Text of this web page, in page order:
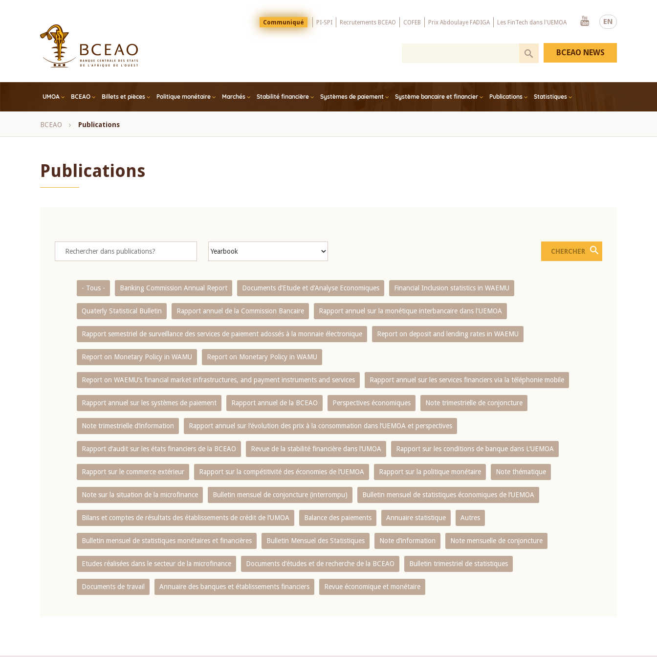
EN
Menu
Top
Communiqué PI-SPI Recrutements BCEAO COFEB Prix Abdoulaye FADIGA Les FinTech dans l'UEMOA
Youtube
UMOA BCEAO Billets et pièces Politique monétaire Marchés Stabilité financière Systèmes de paiement Système bancaire et financier Publications Statistiques
BCEAO NEWS
Fil
BCEAO Publications
Publications
- Tous - Banking Commission Annual Report Documents d’Etude et d’Analyse Economiques Financial Inclusion statistics in WAEMU
Quaterly Statistical Bulletin Rapport annuel de la Commission Bancaire Rapport annuel sur la monétique interbancaire dans l'UEMOA
Rapport semestriel de surveillance des services de paiement adossés à la monnaie électronique Report on deposit and lending rates in WAEMU
Report on Monetary Policy in WAMU Report on Monetary Policy in WAMU
Report on WAEMU’s financial market infrastructures, and payment instruments and services Rapport annuel sur les services financiers via la téléphonie mobile
Rapport annuel sur les systèmes de paiement Rapport annuel de la BCEAO Perspectives économiques Note trimestrielle de conjoncture
Note trimestrielle d‘information Rapport annuel sur l‘évolution des prix à la consommation dans l‘UEMOA et perspectives
Rapport d‘audit sur les états financiers de la BCEAO Revue de la stabilité financière dans l‘UMOA Rapport sur les conditions de banque dans L‘UEMOA
Rapport sur le commerce extérieur Rapport sur la compétitivité des économies de l‘UEMOA Rapport sur la politique monétaire Note thématique
Note sur la situation de la microfinance Bulletin mensuel de conjoncture (interrompu) Bulletin mensuel de statistiques économiques de l‘UEMOA
Bilans et comptes de résultats des établissements de crédit de l‘UMOA Balance des paiements Annuaire statistique Autres
Bulletin mensuel de statistiques monétaires et financières Bulletin Mensuel des Statistiques Note d’information Note mensuelle de conjoncture
Etudes réalisées dans le secteur de la microfinance Documents d’études et de recherche de la BCEAO Bulletin trimestriel de statistiques
Documents de travail Annuaire des banques et établissements financiers Revue économique et monétaire